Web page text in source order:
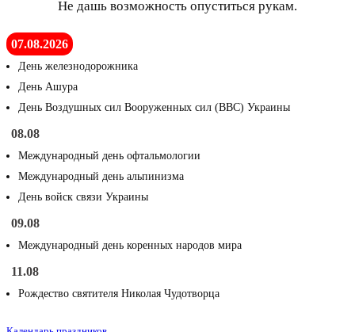
Не дашь возможность опуститься рукам.
07.08.2026
День железнодорожника
День Ашура
День Воздушных сил Вооруженных сил (ВВС) Украины
08.08
Международный день офтальмологии
Международный день альпинизма
День войск связи Украины
09.08
Международный день коренных народов мира
11.08
Рождество святителя Николая Чудотворца